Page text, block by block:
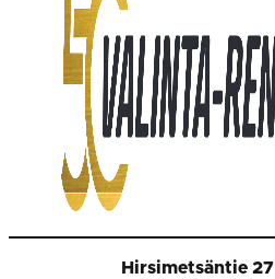
Hirsimetsäntie 27